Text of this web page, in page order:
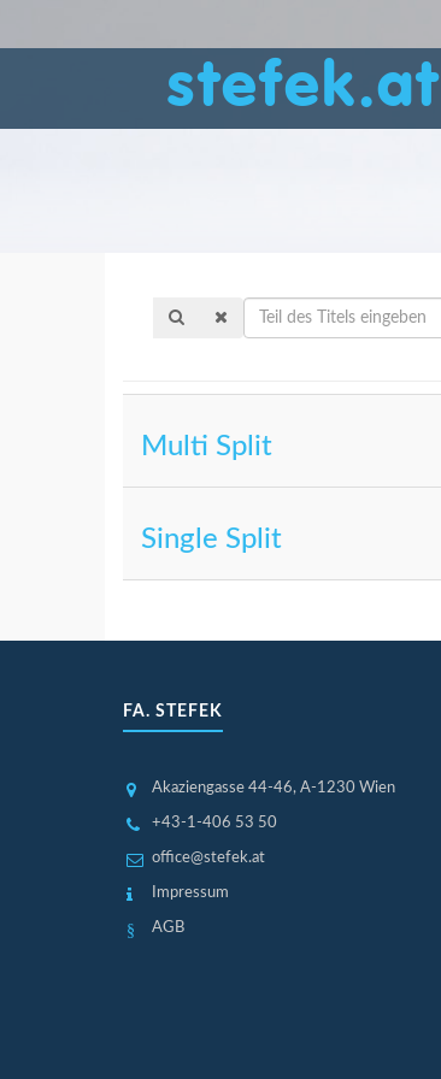
stefek.at
Teil
Multi Split
Single Split
FA. STEFEK
Akaziengasse 44-46, A-1230 Wien
+43-1-406 53 50
office@stefek.at
Impressum
AGB